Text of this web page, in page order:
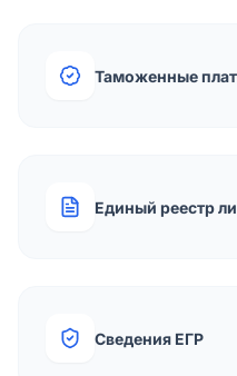
Таможенные
Единый реестр
Сведения ЕГР